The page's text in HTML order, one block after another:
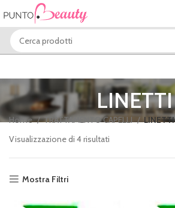
LINETTI
Home TRATTAMENTO CAPELLI
LINETTI
Visualizzazione di 4 risultati
Mostra Filtri